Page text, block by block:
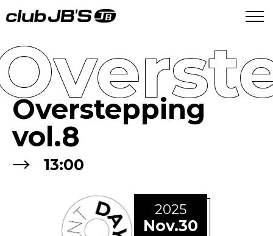
Overstepping
vol.8
→ 13:00
2025
Nov.30